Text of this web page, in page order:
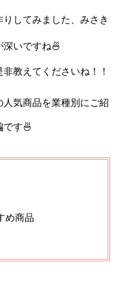
してみました、みさき
いですね🍜
教えてくださいね！！
人気商品を業種別にご紹
す🍜
め商品